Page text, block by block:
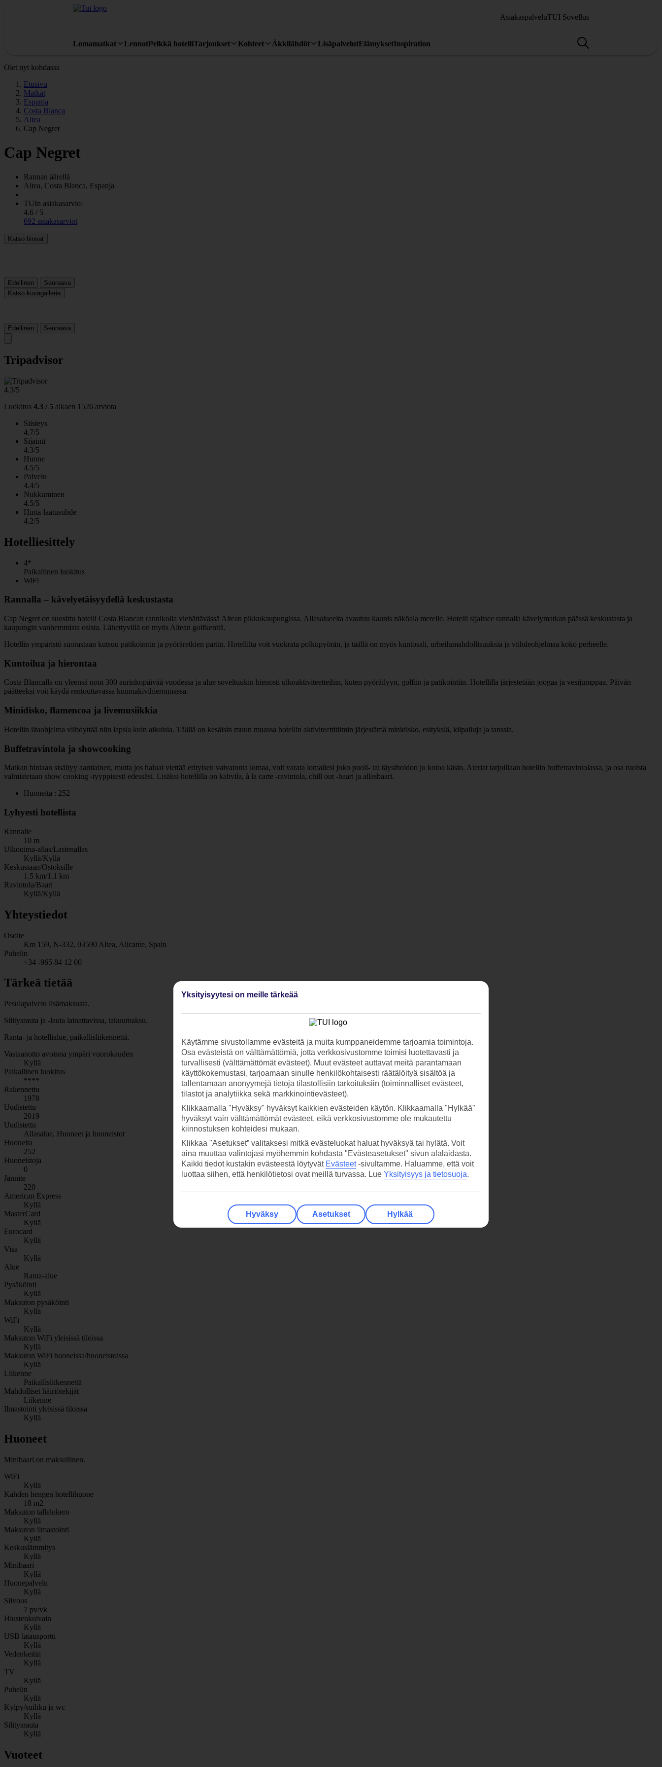
AsiakaspalveluTUI Sovellus
Lomamatkat LennotPelkkä hotelliTarjoukset Kohteet Äkkilähdöt LisäpalvelutElämyksetInspiration
Olet nyt kohdassa
Etusivu
Matkat
Espanja
Costa Blanca
Altea
Cap Negret
Cap Negret
Rannan äärellä
Altea, Costa Blanca, Espanja
TUIn asiakasarvio:
4.6 / 5
692 asiakasarviot
Katso hinnat
Edellinen
Seuraava
Katso kuvagalleria
Edellinen Seuraava
Tripadvisor
4.3/5
Luokitus 4.3 / 5 alkaen 1526 arviota
Siisteys
4.7/5
Sijainti
4.3/5
Huone
4.5/5
Palvelu
4.4/5
Nukkuminen
4.5/5
Hinta-laatusuhde
4.2/5
Hotelliesittely
4*
Paikallinen luokitus
WiFi
Rannalla – kävelyetäisyydellä keskustasta
Cap Negret on suosittu hotelli Costa Blancan rannikolla viehättävässä Altean pikkukaupungissa. Allasalueelta avautuu kaunis näköala merelle. Hotelli sijaitsee rannalla kävelymatkan päässä keskustasta ja
kaupungin vanhemmista osista. Lähettyvillä on myös Altean golfkenttä.
Hotellin ympäristö suorastaan kutsuu patikoinnin ja pyöräretkien pariin. Hotellilta voit vuokrata polkupyörän, ja täällä on myös kuntosali, urheilumahdollisuuksia ja viihdeohjelmaa koko perheelle.
Kuntoilua ja hierontaa
Costa Blancalla on yleensä noin 300 aurinkopäivää vuodessa ja alue soveltuukin hienosti ulkoaktiviteetteihin, kuten pyöräilyyn, golfiin ja patikointiin. Hotellilla järjestetään joogaa ja vesijumppaa. Päivän
päätteeksi voit käydä rentouttavassa kuumakivihieronnassa.
Minidisko, flamencoa ja livemusiikkia
Hotellin iltaohjelma viihdyttää niin lapsia kuin aikuisia. Täällä on kesäisin muun muassa hotellin aktiviteettitiimin järjestämä minidisko, esityksiä, kilpailuja ja tanssia.
Buffetravintola ja showcooking
Matkan hintaan sisältyy aamiainen, mutta jos haluat viettää erityisen vaivatonta lomaa, voit varata lomallesi joko puoli- tai täysihoidon jo kotoa käsin. Ateriat tarjoillaan hotellin buffetravintolassa, ja osa ruoista
valmistetaan show cooking -tyyppisesti edessäsi. Lisäksi hotellilla on kahvila, à la carte -ravintola, chill out -baari ja allasbaari.
Huoneita : 252
Lyhyesti hotellista
Rannalle
10 m
Ulkouima-allas/Lastenallas
Kyllä/Kyllä
Keskustaan/Ostoksille
1.5 km/1.1 km
Ravintola/Baari
Kyllä/Kyllä
Yhteystiedot
Osoite
Km 159, N-332, 03590 Altea, Alicante, Spain
Puhelin
+34 -965 84 12 00
Tärkeä tietää
Pesulapalvelu lisämaksusta.
Silitysrauta ja -lauta lainattavissa, takuumaksu.
Ranta- ja hotellialue, paikallisliikennettä.
Vastaanotto avoinna ympäri vuorokauden
Kyllä
Paikallinen luokitus
****
Rakennettu
1978
Uudistettu
2019
Uudistettu
Allasalue, Huoneet ja huoneistot
Huoneita
252
Huoneistoja
0
Jännite
220
American Express
Kyllä
MasterCard
Kyllä
Eurocard
Kyllä
Visa
Kyllä
Alue
Ranta-alue
Pysäköinti
Kyllä
Maksuton pysäköinti
Kyllä
WiFi
Kyllä
Maksuton WiFi yleisissä tiloissa
Kyllä
Maksuton WiFi huoneissa/huoneistoissa
Kyllä
Liikenne
Paikallisliikennettä
Mahdolliset häiriötekijät
Liikenne
Ilmastointi yleisissä tiloissa
Kyllä
Huoneet
Minibaari on maksullinen.
WiFi
Kyllä
Kahden hengen hotellihuone
18 m2
Maksuton tallelokero
Kyllä
Maksuton ilmastointi
Kyllä
Keskuslämmitys
Kyllä
Minibaari
Kyllä
Huonepalvelu
Kyllä
Siivous
7 pv/vk
Hiustenkuivain
Kyllä
USB latausportti
Kyllä
Vedenkeitin
Kyllä
TV
Kyllä
Puhelin
Kyllä
Kylpy/suihku ja wc
Kyllä
Silitysrauta
Kyllä
Vuoteet
Yksityisyytesi on meille tärkeää
Käytämme sivustollamme evästeitä ja muita kumppaneidemme tarjoamia toimintoja.
Osa evästeistä on välttämättömiä, jotta verkkosivustomme toimisi luotettavasti ja
turvallisesti (välttämättömät evästeet). Muut evästeet auttavat meitä parantamaan
käyttökokemustasi, tarjoamaan sinulle henkilökohtaisesti räätälöityä sisältöä ja
tallentamaan anonyymejä tietoja tilastollisiin tarkoituksiin (toiminnalliset evästeet,
tilastot ja analytiikka sekä markkinointievästeet).
Klikkaamalla "Hyväksy" hyväksyt kaikkien evästeiden käytön. Klikkaamalla "Hylkää"
hyväksyt vain välttämättömät evästeet, eikä verkkosivustomme ole mukautettu
kiinnostuksen kohteidesi mukaan.
Klikkaa "Asetukset” valitaksesi mitkä evästeluokat haluat hyväksyä tai hylätä. Voit
aina muuttaa valintojasi myöhemmin kohdasta "Evästeasetukset" sivun alalaidasta.
Kaikki tiedot kustakin evästeestä löytyvät Evästeet-sivultamme. Haluamme, että voit
luottaa siihen, että henkilötietosi ovat meillä turvassa. Lue Yksityisyys ja tietosuoja.
Hyväksy Asetukset Hylkää